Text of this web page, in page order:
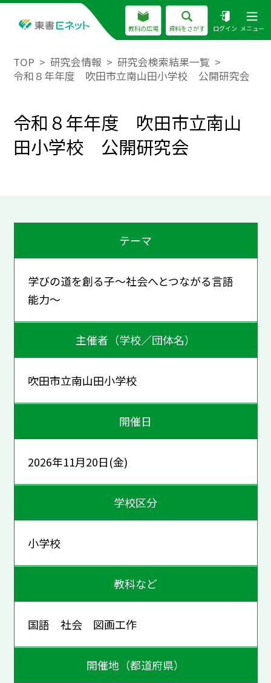
教科の広場 資料をさがす ログイン メニュー
TOP 研究会情報
研究会検索結果一覧
令和８年年度 吹田市立南山田小学校 公開研究会
令和８年年度 吹田市立南山
田小学校 公開研究会
テーマ
学びの道を創る子～社会へとつながる言語
能力～
主催者（学校／団体名）
吹田市立南山田小学校
開催日
2026年11月20日(金)
学校区分
小学校
教科など
国語 社会 図画工作
開催地（都道府県）